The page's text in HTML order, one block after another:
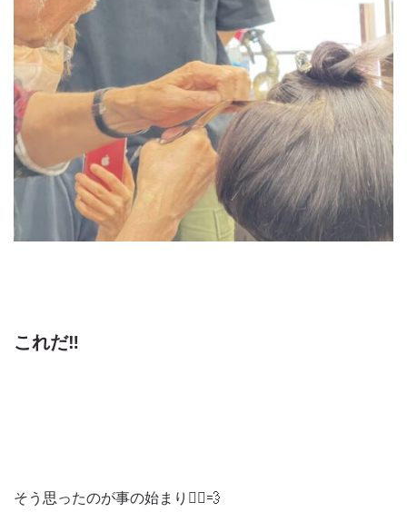
これだ‼️
そう思ったのが事の始まり🏃‍♂️💨